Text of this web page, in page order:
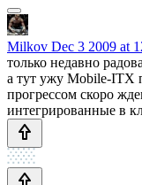
Milkov Dec 3 2009 at
только недавно
а тут ужу Mobile-ITX
прогрессом скоро
интегрированные в